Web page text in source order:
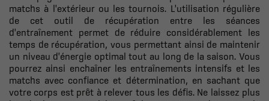
matchs à l'extérieur ou les tournois. L'utilisation régulière
de cet outil de récupération entre les séances
d'entraînement permet de réduire considérablement les
temps de récupération, vous permettant ainsi de maintenir
un niveau d'énergie optimal tout au long de la saison. Vous
pourrez ainsi enchaîner les entraînements intensifs et les
matchs avec confiance et détermination, en sachant que
votre corps est prêt à relever tous les défis. Ne laissez plus